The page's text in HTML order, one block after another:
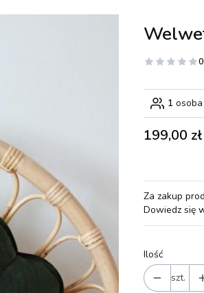
1
Cena
199,00 zł
Za zakup
Dowiedz się
Ilość
szt.